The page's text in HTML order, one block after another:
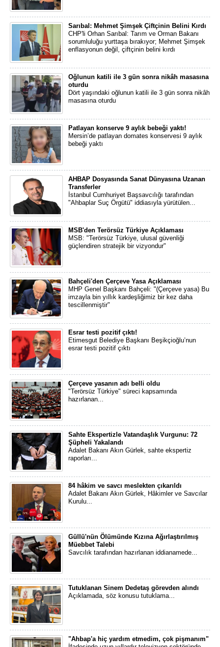
Sarıbal: Mehmet Şimşek Çiftçinin Belini Kırdı
CHP'li Orhan Sarıbal: Tarım ve Orman Bakanı
sorumluluğu yurttaşa bırakıyor; Mehmet Şimşek
enflasyonun değil, çiftçinin belini kırdı
Oğlunun katili ile 3 gün sonra nikâh masasına
oturdu
Dört yaşındaki oğlunun katili ile 3 gün sonra nikâh
masasına oturdu
Patlayan konserve 9 aylık bebeği yaktı!
Mersin’de patlayan domates konservesi 9 aylık
bebeği yaktı
AHBAP Dosyasında Sanat Dünyasına Uzanan
Transferler
İstanbul Cumhuriyet Başsavcılığı tarafından
"Ahbaplar Suç Örgütü" iddiasıyla yürütülen...
MSB'den Terörsüz Türkiye Açıklaması
MSB: "Terörsüz Türkiye, ulusal güvenliği
güçlendiren stratejik bir vizyondur"
Bahçeli'den Çerçeve Yasa Açıklaması
MHP Genel Başkanı Bahçeli: "(Çerçeve yasa) Bu
imzayla bin yıllık kardeşliğimiz bir kez daha
tescillenmiştir"
Esrar testi pozitif çıktı!
Etimesgut Belediye Başkanı Beşikçioğlu’nun
esrar testi pozitif çıktı
Çerçeve yasanın adı belli oldu
"Terörsüz Türkiye" süreci kapsamında
hazırlanan...
Sahte Ekspertizle Vatandaşlık Vurgunu: 72
Şüpheli Yakalandı
Adalet Bakanı Akın Gürlek, sahte ekspertiz
raporları...
84 hâkim ve savcı meslekten çıkarıldı
Adalet Bakanı Akın Gürlek, Hâkimler ve Savcılar
Kurulu...
Güllü'nün Ölümünde Kızına Ağırlaştırılmış
Müebbet Talebi
Savcılık tarafından hazırlanan iddianamede...
Tutuklanan Sinem Dedetaş görevden alındı
Açıklamada, söz konusu tutuklama...
"Ahbap'a hiç yardım etmedim, çok pişmanım"